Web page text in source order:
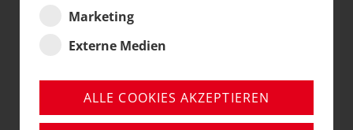
Marketing
Externe Medien
ALLE COOKIES AKZEPTIEREN
ENTDECKEN SIE DIE
LGB
ES GEHT NACH SACHSEN